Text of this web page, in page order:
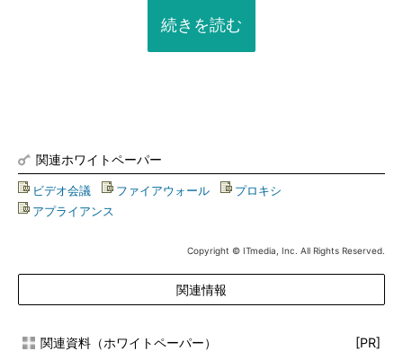
続きを読む
関連ホワイトペーパー
ビデオ会議 ファイアウォール プロキシ
アプライアンス
Copyright © ITmedia, Inc. All Rights Reserved.
関連情報
関連資料（ホワイトペーパー） [PR]